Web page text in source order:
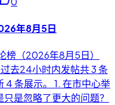
年8月5日
（2026年8月5日）
去24小时内发帖共 3 条
4 条展示。 1. 在市中心举
是忽略了更大的问题？